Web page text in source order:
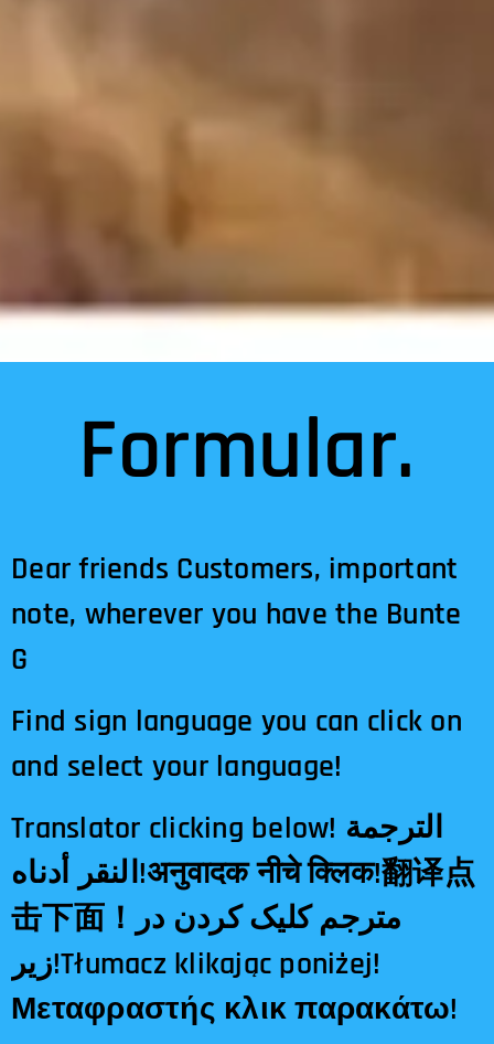
Formular.
Dear friends Customers, important
note, wherever you have the Bunte
G
Find sign language you can click on
and select your language!
Translator clicking below! الترجمة
النقر أدناه!अनुवादक नीचे क्लिक!翻译点
击下面！مترجم کلیک کردن در
زیر!Tłumacz klikając poniżej!
Μεταφραστής κλικ παρακάτω!